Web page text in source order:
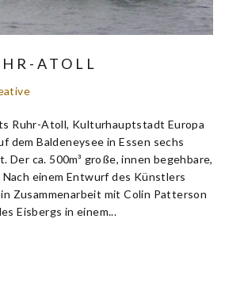
ATOLL
Ruhr-Atoll, Kulturhauptstadt Europa
dem Baldeneysee in Essen sechs
Der ca. 500m³ große, innen begehbare,
einem Entwurf des Künstlers
Zusammenarbeit mit Colin Patterson
Eisbergs in einem...